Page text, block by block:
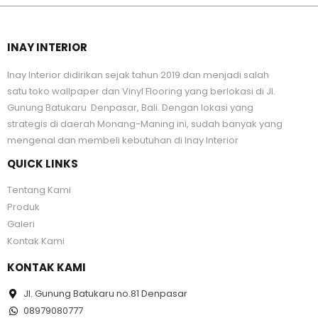
INAY INTERIOR
Inay Interior didirikan sejak tahun 2019 dan menjadi salah
satu toko wallpaper dan Vinyl Flooring yang berlokasi di Jl.
Gunung Batukaru Denpasar, Bali. Dengan lokasi yang
strategis di daerah Monang-Maning ini, sudah banyak yang
mengenal dan membeli kebutuhan di Inay Interior
QUICK LINKS
Tentang Kami
Produk
Galeri
Kontak Kami
KONTAK KAMI
Jl. Gunung Batukaru no.81 Denpasar
08979080777